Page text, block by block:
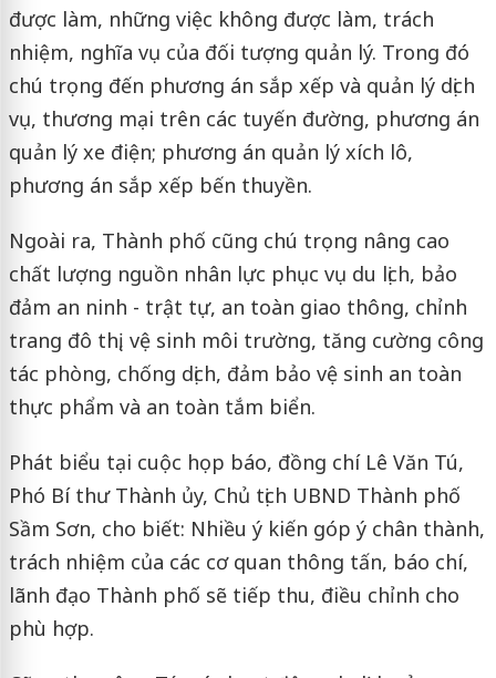
được làm, những việc không được làm, trách
nhiệm, nghĩa vụ của đối tượng quản lý. Trong đó
chú trọng đến phương án sắp xếp và quản lý dịch
vụ, thương mại trên các tuyến đường, phương án
quản lý xe điện; phương án quản lý xích lô,
phương án sắp xếp bến thuyền.
Ngoài ra, Thành phố cũng chú trọng nâng cao
chất lượng nguồn nhân lực phục vụ du lịch, bảo
đảm an ninh - trật tự, an toàn giao thông, chỉnh
trang đô thị, vệ sinh môi trường, tăng cường công
tác phòng, chống dịch, đảm bảo vệ sinh an toàn
thực phẩm và an toàn tắm biển.
Phát biểu tại cuộc họp báo, đồng chí Lê Văn Tú,
Phó Bí thư Thành ủy, Chủ tịch UBND Thành phố
Sầm Sơn, cho biết: Nhiều ý kiến góp ý chân thành,
trách nhiệm của các cơ quan thông tấn, báo chí,
lãnh đạo Thành phố sẽ tiếp thu, điều chỉnh cho
phù hợp.